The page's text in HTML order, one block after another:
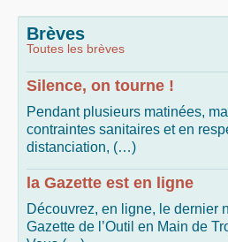
Brèves
Toutes les brèves
Silence, on tourne !
Pendant plusieurs matinées,
contraintes sanitaires et en
distanciation, (…)
la Gazette est en ligne
Découvrez, en ligne, le dernier
Gazette de l’Outil en Main de